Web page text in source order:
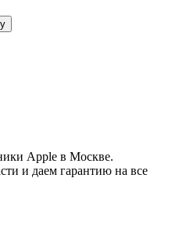
Apple в Москве.
и даем гарантию на все